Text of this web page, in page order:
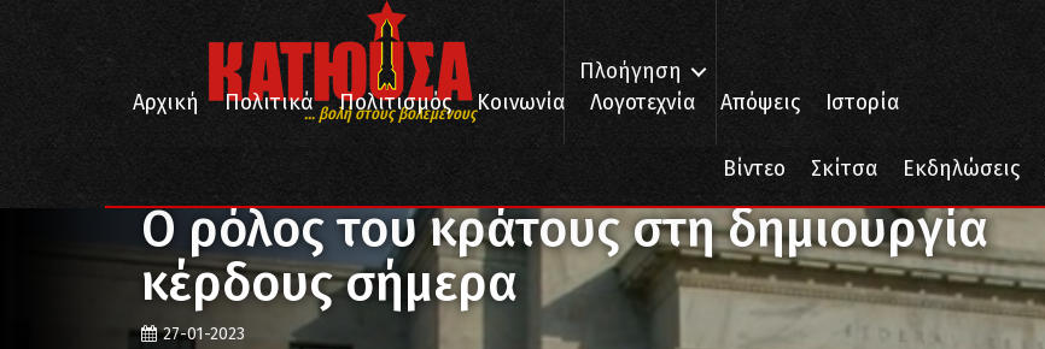
... βολή στους βολεμένους
Πλοήγηση
Αρχική
Πολιτικά Πολιτισμός Κοινωνία Λογοτεχνία Απόψεις Ιστορία
Βίντεο Σκίτσα Εκδηλώσεις
Πολιτικά Ο ρόλος του κράτους στη δημιουργία κέρδους σήμερα
Ο ρόλος του κράτους στη δημιουργία
κέρδους σήμερα
27-01-2023